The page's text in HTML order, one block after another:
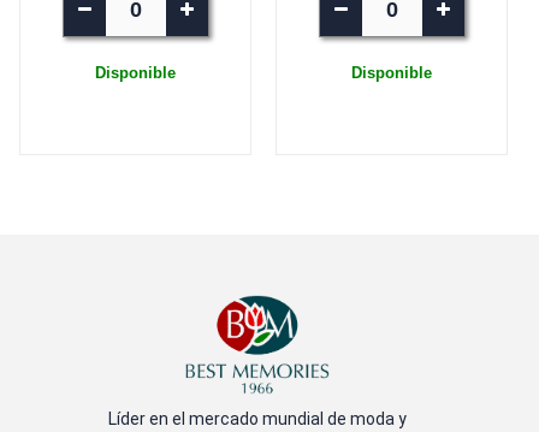
Disponible Disponible
Líder en el mercado mundial de moda y